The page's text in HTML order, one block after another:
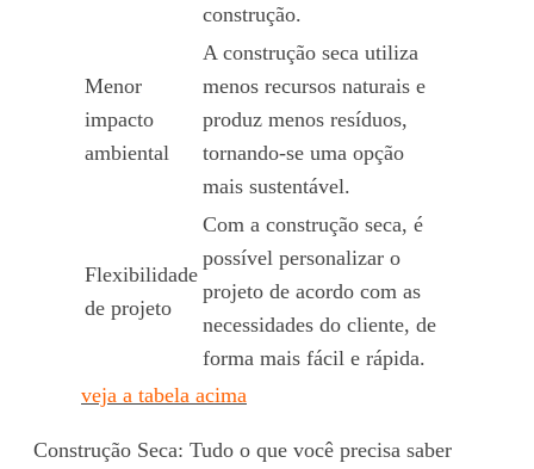
construção.
Menor
impacto
ambiental
A construção seca utiliza
menos recursos naturais e
produz menos resíduos,
tornando-se uma opção
mais sustentável.
Flexibilidade
de projeto
Com a construção seca, é
possível personalizar o
projeto de acordo com as
necessidades do cliente, de
forma mais fácil e rápida.
veja a tabela acima
Construção Seca: Tudo o que você precisa saber